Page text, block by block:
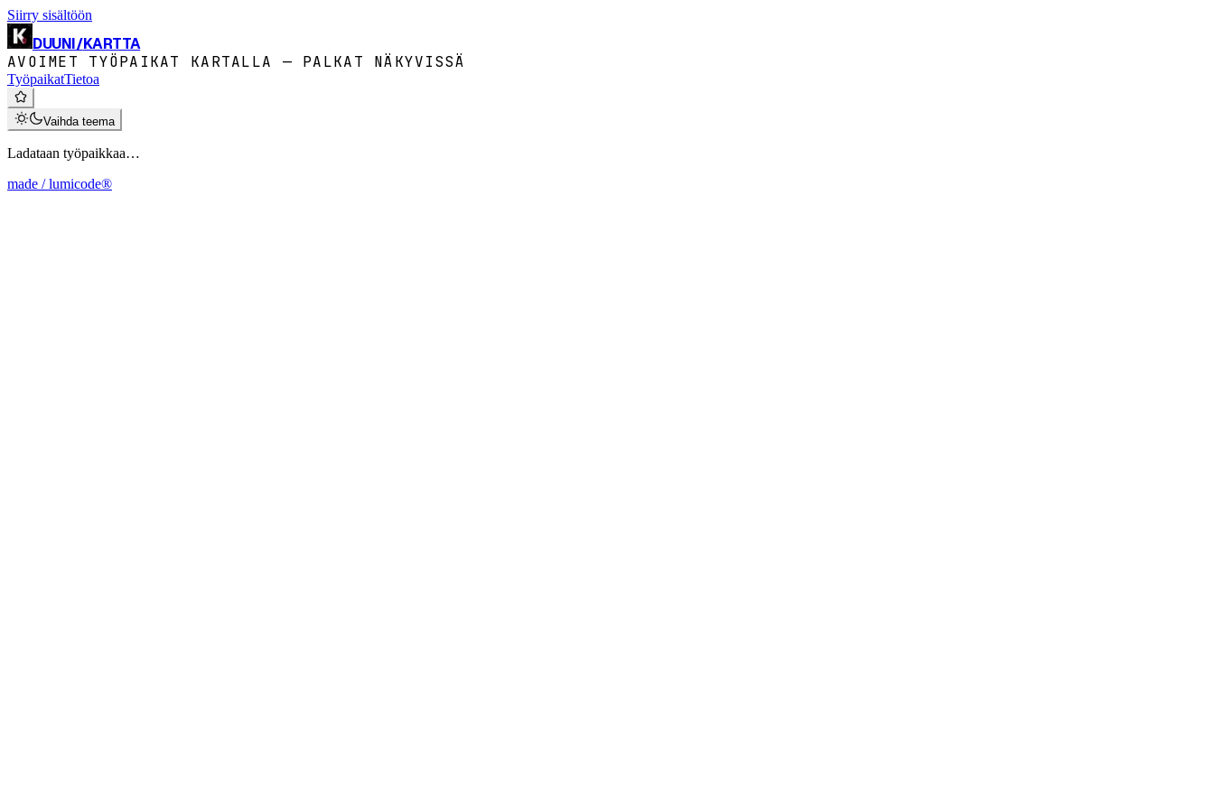
Siirry sisältöön
DUUNI/KARTTA
AVOIMET TYÖPAIKAT KARTALLA — PALKAT NÄKYVISSÄ
TyöpaikatTietoa
Vaihda teema
Ladataan työpaikkaa…
made / lumicode®